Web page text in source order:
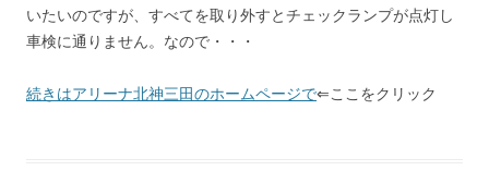
いたいのですが、すべてを取り外すとチェックランプが点灯し
車検に通りません。なので・・・
続きはアリーナ北神三田のホームページで⇐ここをクリック